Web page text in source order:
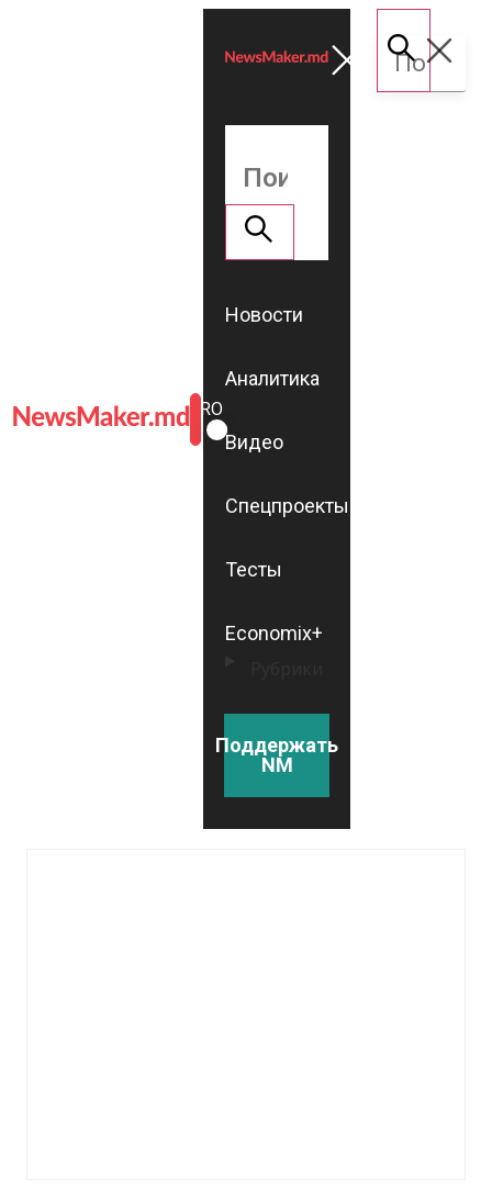
ROMÂNĂ
RU
Новости
Аналитика
Видео
Спецпроекты
Тесты
Economix+
Поддержать
NM